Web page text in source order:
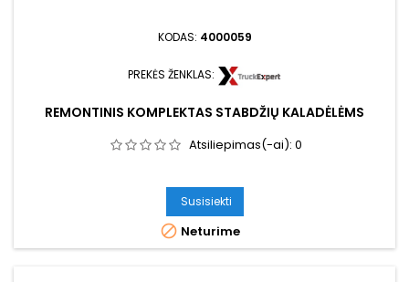
KODAS: 4000059
PREKĖS ŽENKLAS:
REMONTINIS KOMPLEKTAS STABDŽIŲ KALADĖLĖMS
Atsiliepimas(-ai): 0
Susisiekti
 Neturime